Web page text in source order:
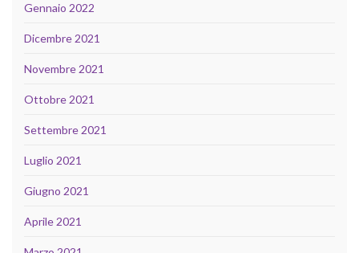
Gennaio 2022
Dicembre 2021
Novembre 2021
Ottobre 2021
Settembre 2021
Luglio 2021
Giugno 2021
Aprile 2021